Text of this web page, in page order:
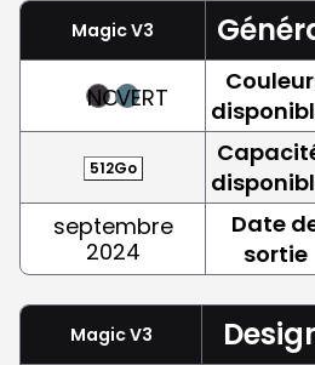
Magic V3
NOIRVERT
512Go
septembre
2024
Date
sortie
Magic V3